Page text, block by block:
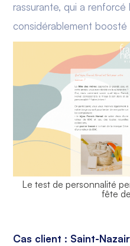
rassurante, qui a
considérablement boosté
Le test de personnalité
fête
Cas client : Saint-